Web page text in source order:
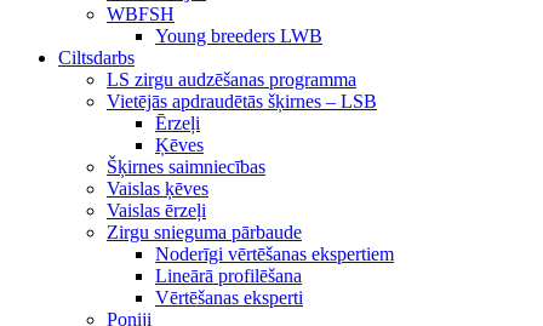
WBFSH
Young breeders LWB
Ciltsdarbs
LS zirgu audzēšanas programma
Vietējās apdraudētās šķirnes – LSB
Ērzeļi
Ķēves
Šķirnes saimniecības
Vaislas ķēves
Vaislas ērzeļi
Zirgu snieguma pārbaude
Noderīgi vērtēšanas ekspertiem
Lineārā profilēšana
Vērtēšanas eksperti
Poniji